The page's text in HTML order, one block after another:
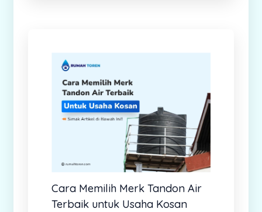
Cara Memilih Merk Tandon Air
Terbaik untuk Usaha Kosan